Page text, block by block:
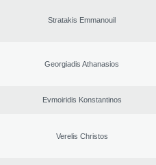
Stratakis Emmanouil
Georgiadis Athanasios
Evmoiridis Konstantinos
Verelis Christos